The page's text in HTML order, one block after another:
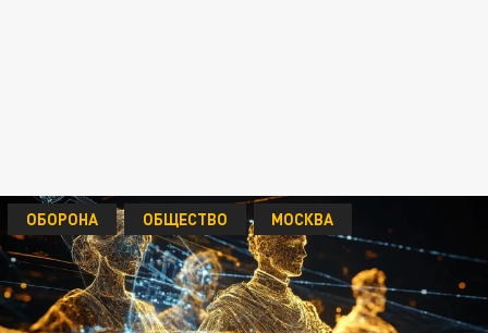
ОБОРОНА ОБЩЕСТВО МОСКВА